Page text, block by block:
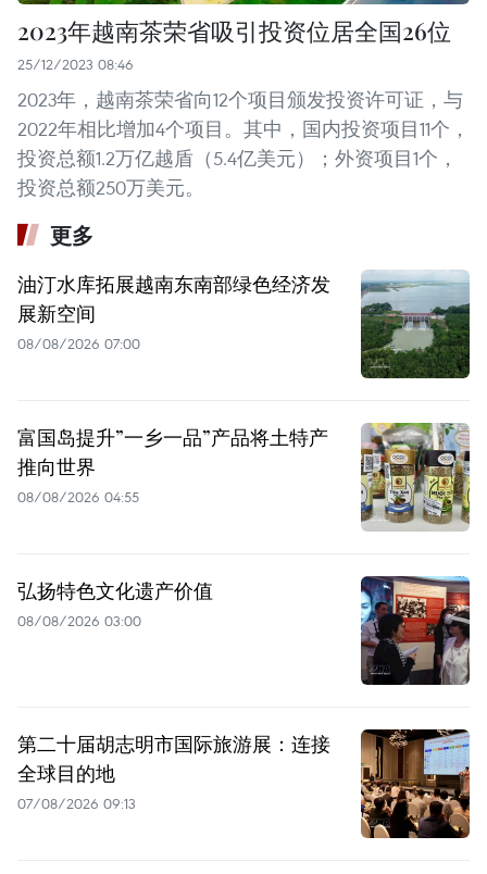
2023年越南茶荣省吸引投资位居全国26位
25/12/2023 08:46
2023年，越南茶荣省向12个项目颁发投资许可证，与
2022年相比增加4个项目。其中，国内投资项目11个，
投资总额1.2万亿越盾（5.4亿美元）；外资项目1个，
投资总额250万美元。
更多
油汀水库拓展越南东南部绿色经济发
展新空间
08/08/2026 07:00
富国岛提升”一乡一品”产品将土特产
推向世界
08/08/2026 04:55
弘扬特色文化遗产价值
08/08/2026 03:00
第二十届胡志明市国际旅游展：连接
全球目的地
07/08/2026 09:13